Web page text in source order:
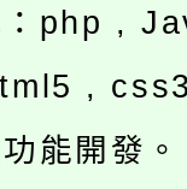
：php ,
,
能開發。